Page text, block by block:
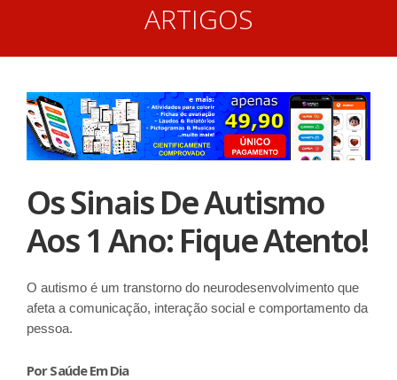
ARTIGOS
Os Sinais De Autismo
Aos 1 Ano: Fique Atento!
O autismo é um transtorno do neurodesenvolvimento que
afeta a comunicação, interação social e comportamento da
pessoa.
Por Saúde Em Dia